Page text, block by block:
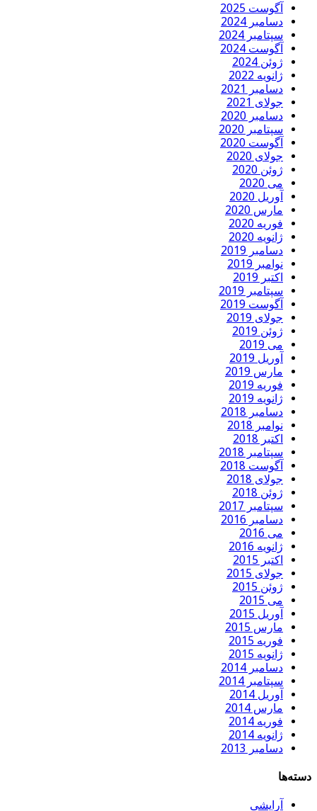
آگوست 2025
دسامبر 2024
سپتامبر 2024
آگوست 2024
ژوئن 2024
ژانویه 2022
دسامبر 2021
جولای 2021
دسامبر 2020
سپتامبر 2020
آگوست 2020
جولای 2020
ژوئن 2020
می 2020
آوریل 2020
مارس 2020
فوریه 2020
ژانویه 2020
دسامبر 2019
نوامبر 2019
اکتبر 2019
سپتامبر 2019
آگوست 2019
جولای 2019
ژوئن 2019
می 2019
آوریل 2019
مارس 2019
فوریه 2019
ژانویه 2019
دسامبر 2018
نوامبر 2018
اکتبر 2018
سپتامبر 2018
آگوست 2018
جولای 2018
ژوئن 2018
سپتامبر 2017
دسامبر 2016
می 2016
ژانویه 2016
اکتبر 2015
جولای 2015
ژوئن 2015
می 2015
آوریل 2015
مارس 2015
فوریه 2015
ژانویه 2015
دسامبر 2014
سپتامبر 2014
آوریل 2014
مارس 2014
فوریه 2014
ژانویه 2014
دسامبر 2013
دسته‌ها
آرایشی